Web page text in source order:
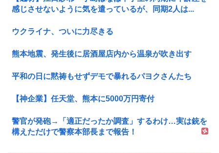
感じさせないように気を遣っているが、同期2人は...
ウクライナ、ついに力尽きる
熊本地震、発生後に居酒屋店内から温泉が吹き出す
平和の日に黙祷もせずデモで暴れるパヨクさんたち
【神企業】任天堂、熊本に5000万円寄付
警官が発砲→「適正だったか調査」するわけ…実は銃を
構えただけで警察本部長まで報告！